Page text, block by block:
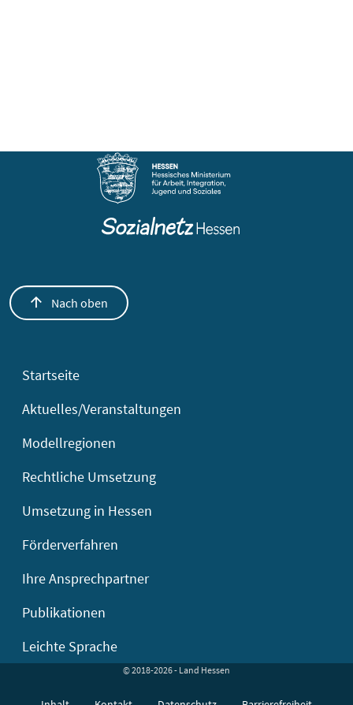
Startseite
Aktuelles/Veranstaltungen
Modellregionen
Rechtliche Umsetzung
Umsetzung in Hessen
Förderverfahren
Ihre Ansprechpartner
Publikationen
Leichte Sprache
Nach oben
© 2018-2026 - Land Hessen